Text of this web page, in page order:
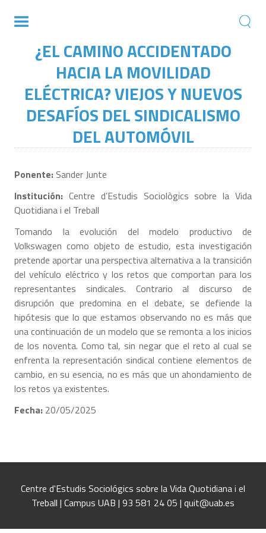
¿EL CAMINO ACCIDENTADO
HACIA LA MOVILIDAD
ELÉCTRICA? VIEJOS Y NUEVOS
DESAFÍOS DEL SINDICALISMO
DEL AUTOMÓVIL
Ponente: Sander Junte
Institución: Centre d’Estudis Sociològics sobre la Vida
Quotidiana i el Treball
Tomando la evolución del modelo productivo de
Volkswagen como objeto de estudio, esta investigación
pretende aportar una perspectiva alternativa a la transición
del vehículo eléctrico y los retos que comportan para los
representantes sindicales. Contrario al discurso de
disrupción que predomina en el debate, se defiende la
hipótesis que lo que estamos observando no es más que
una continuación de un modelo que se remonta a los inicios
de los noventa. Como tal, sin negar que el reto al cual se
enfrenta la representación sindical contiene elementos de
cambio, en su esencia, no es más que un ahondamiento de
los retos ya existentes.
Fecha: 20/05/2025
Centre d'Estudis Sociológics sobre la Vida Quotidiana i el
Treball | Campus UAB | 93 581 24 05 | quit@uab.es